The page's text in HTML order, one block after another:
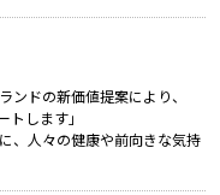
ンドの新価値提案により、
します」
、人々の健康や前向きな気持